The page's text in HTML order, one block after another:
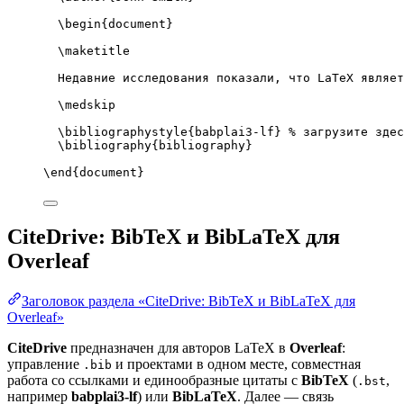
\begin{ document }
\maketitle
Недавние исследования показали, что LaTeX
\medskip
\bibliographystyle{babplai3-lf} % загрузите
\bibliography{bibliography}
\end { document }
CiteDrive: BibTeX и BibLaTeX для
Overleaf
Заголовок раздела «CiteDrive: BibTeX и BibLaTeX для
Overleaf»
CiteDrive предназначен для авторов LaTeX в Overleaf:
управление .bib и проектами в одном месте, совместная
работа со ссылками и единообразные цитаты с BibTeX ( .bst,
например babplai3-lf) или BibLaTeX. Далее — связь